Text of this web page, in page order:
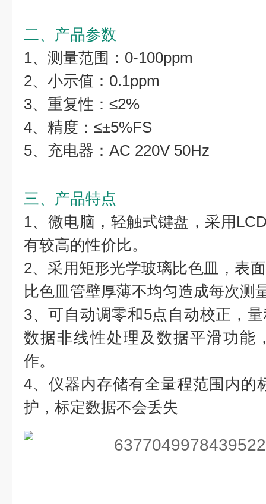
二、产品参数
1、测量范围：0-100ppm
2、小示值：0.1ppm
3、重复性：≤2%
4、精度：≤±5%FS
5、充电器：AC 220V 50Hz
三、产品特点
1、微电脑，轻触式键盘，采用
有较高的性价比。
2、采用矩形光学玻璃比色皿，表
比色皿管壁厚薄不均匀造成每次测
3、可自动调零和5点自动校正，
数据非线性处理及数据平滑功能
作。
4、仪器内存储有全量程范围内的
护，标定数据不会丢失